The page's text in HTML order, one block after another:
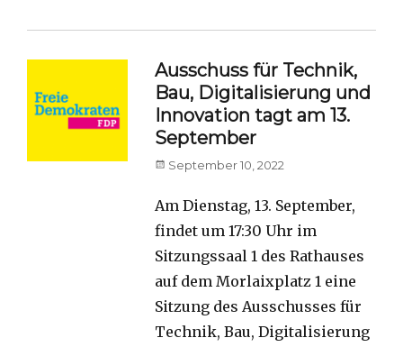
Ausschuss für Technik,
Bau, Digitalisierung und
Innovation tagt am 13.
September
Posted
September 10, 2022
Am Dienstag, 13. September,
findet um 17:30 Uhr im
Sitzungssaal 1 des Rathauses
auf dem Morlaixplatz 1 eine
Sitzung des Ausschusses für
Technik, Bau, Digitalisierung